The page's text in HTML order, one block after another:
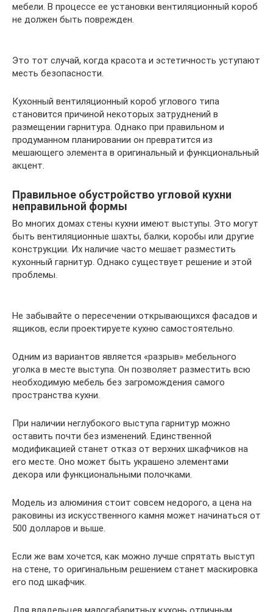
мебели. В процессе ее установки вентиляционный короб
не должен быть поврежден.
Это тот случай, когда красота и эстетичность уступают
месть безопасности.
Кухонный вентиляционный короб углового типа
становится причиной некоторых затруднений в
размещении гарнитура. Однако при правильном и
продуманном планировании он превратится из
мешающего элемента в оригинальный и функциональный
акцент.
Правильное обустройство угловой кухни
неправильной формы
Во многих домах стены кухни имеют выступы. Это могут
быть вентиляционные шахты, балки, коробы или другие
конструкции. Их наличие часто мешает разместить
кухонный гарнитур. Однако существует решение и этой
проблемы.
Не забывайте о пересечении открывающихся фасадов и
ящиков, если проектируете кухню самостоятельно.
Одним из вариантов является «разрыв» мебельного
уголка в месте выступа. Он позволяет разместить всю
необходимую мебель без загромождения самого
пространства кухни.
При наличии неглубокого выступа гарнитур можно
оставить почти без изменений. Единственной
модификацией станет отказ от верхних шкафчиков на
его месте. Оно может быть украшено элементами
декора или функциональными полочками.
Модель из алюминия стоит совсем недорого, а цена на
раковины из искусственного камня может начинаться от
500 долларов и выше.
Если же вам хочется, как можно лучше спрятать выступ
на стене, то оригинальным решением станет маскировка
его под шкафчик.